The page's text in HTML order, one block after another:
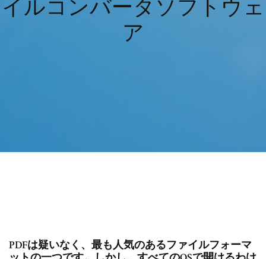
イルコンバータソフトウェ
ア
PDFは疑いなく、最も人気のあるファイルフォーマ